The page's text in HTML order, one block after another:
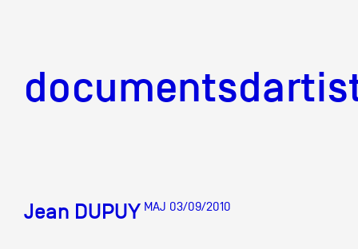
Jean DUPUY MAJ 03/09/2010